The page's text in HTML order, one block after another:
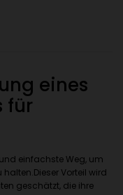
eines
für
einfachste Weg, um
Vorteil wird
geschätzt, die ihre